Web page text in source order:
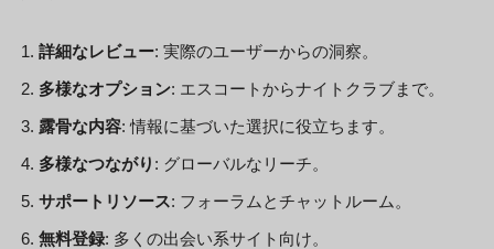
詳細なレビュー: 実際のユーザーからの洞察。
多様なオプション: エスコートからナイトクラブまで。
露骨な内容: 情報に基づいた選択に役立ちます。
多様なつながり : グローバルなリーチ。
サポートリソース: フォーラムとチャットルーム。
無料登録: 多くの出会い系サイト向け。